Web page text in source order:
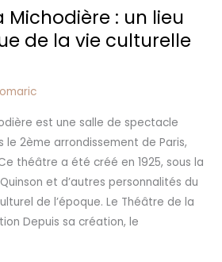
Michodière : un lieu
de la vie culturelle
est une salle de spectacle
le 2ème arrondissement de Paris,
théâtre a été créé en 1925, sous la
et d’autres personnalités du
de l’époque. Le Théâtre de la
Depuis sa création, le